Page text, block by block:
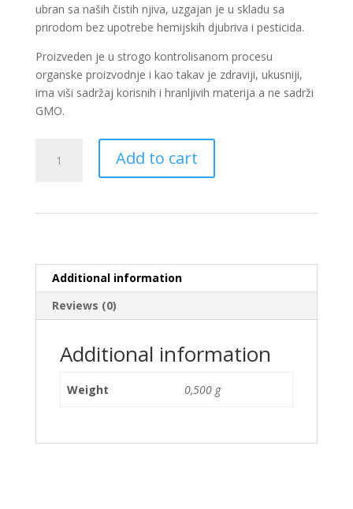
ubran sa naših čistih njiva, uzgajan je u skladu sa
prirodom bez upotrebe hemijskih djubriva i pesticida.
Proizveden je u strogo kontrolisanom procesu
organske proizvodnje i kao takav je zdraviji, ukusniji,
ima viši sadržaj korisnih i hranljivih materija a ne sadrži
GMO.
Pasulj
Add to cart
Additional information
Reviews (0)
Additional information
Weight 0,500 g